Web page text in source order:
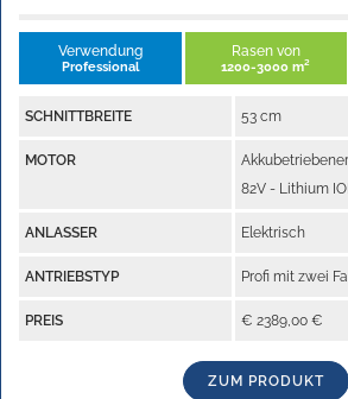
Verwendung
Professional
Rasen von
1200-3000 m²
SCHNITTBREITE 53 cm
MOTOR
82V - Lithium
ANLASSER Elektrisch
ANTRIEBSTYP Profi mit zwei
PREIS € 2389,00 €
ZUM PRODUKT